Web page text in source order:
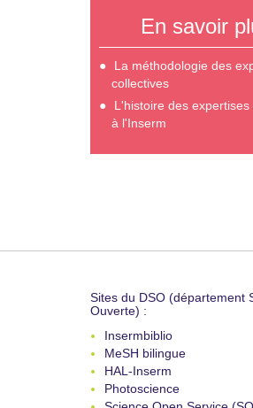
En savoir
La méthodologie des
collectives
L'histoire des expertises
à l'Inserm
Sites du DSO (département
Ouverte) :
Insermbiblio
MeSH bilingue
HAL-Inserm
Photoscience